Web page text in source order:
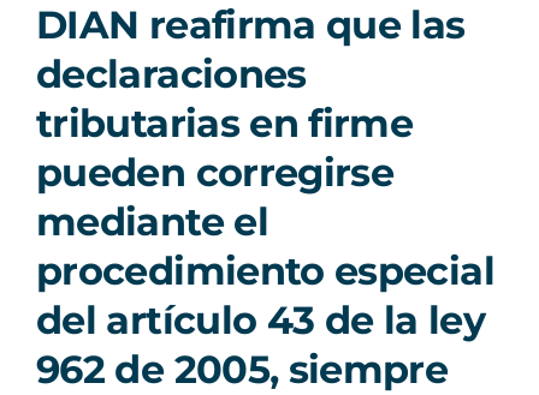
DIAN reafirma que las
declaraciones
tributarias en firme
pueden corregirse
mediante el
procedimiento especial
del artículo 43 de la ley
962 de 2005, siempre